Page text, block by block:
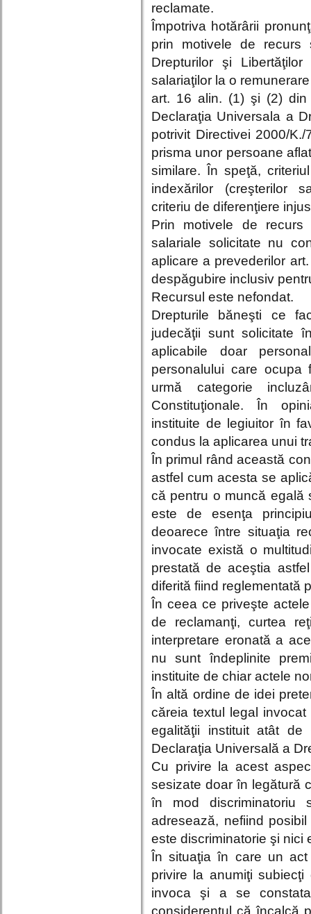
reclamate.
Împotriva hotărârii
prin motivele de recurs
Drepturilor şi
salariaţilor la o
art. 16 alin. (1) şi (2)
Declaraţia Universala a
potrivit Directivei 2000/
prisma unor persoane
similare. În speţă,
indexărilor (creşterilor
criteriu de diferenţiere
Prin motivele de
salariale solicitate nu
aplicare a prevederilor
despăgubire inclusiv
Recursul este nefondat.
Drepturile băneşti ce
judecăţii sunt solicitate
aplicabile doar
personalului care
urmă categorie
Constituţionale. În
instituite de legiuitor în
condus la aplicarea unui
În primul rând această
astfel cum acesta se
că pentru o muncă egală
este de esenţa
deoarece între situaţia
invocate există o
prestată de aceştia
diferită fiind reglementată
În ceea ce priveşte
de reclamanţi, curtea
interpretare eronată a
nu sunt îndeplinite
instituite de chiar actele
În altă ordine de idei
căreia textul legal
egalităţii instituit atât
Declaraţia Universală a
Cu privire la acest
sesizate doar în legătură
în mod discriminatoriu
adresează, nefiind
este discriminatorie şi nici
În situaţia în care un act
privire la anumiţi
invoca şi a se constata
considerentul că încalcă